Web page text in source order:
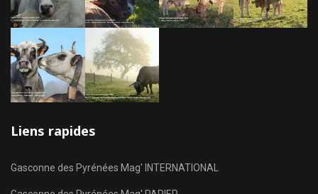
Liens rapides
Gasconne des Pyrénées Mag' INTERNATIONAL